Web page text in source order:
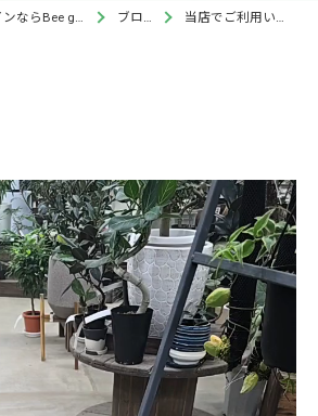
観葉植物のオンラインならBee garden ブログ 当店でご利用いただ…